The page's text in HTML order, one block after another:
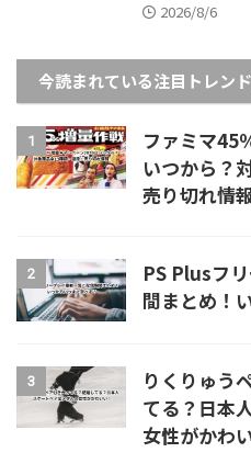
2026/8/6
今読まれている注目トレン
1
ファミマ45
いつから？
売り切れ情
2
PS Plusフ
間まとめ！
3
りくりゅう
てる？日本
女性がかわ